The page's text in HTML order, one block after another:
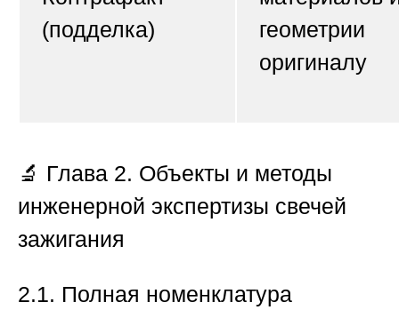
(подделка)
геометрии
оригиналу
🔬 Глава 2. Объекты и методы
инженерной экспертизы свечей
зажигания
2.1. Полная номенклатура